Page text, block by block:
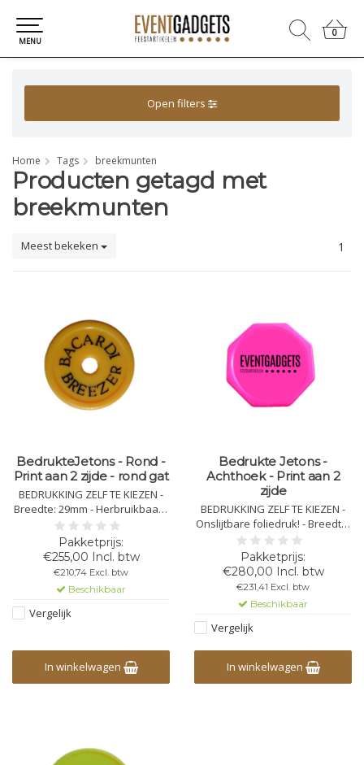
0
0
MENU
Open filters
Home Tags breekmunten
Producten getagd met
breekmunten
Meest bekeken 1
BedrukteJetons - Rond -
Print aan 2 zijde - rond gat
BEDRUKKING ZELF TE KIEZEN -
Breedte: 29mm - Herbruikbaar -
Kleur: Zelf te kiezen - Moeilijker
na te maken door het rond
gaatje - Onslijtbare foliedruk
gemaakt voor evenementen.
€255,00 Incl. btw
€210,74 Excl. btw
Beschikbaar
Vergelijk
In winkelwagen
Bedrukte Jetons -
Achthoek - Print aan 2
zijde
BEDRUKKING ZELF TE KIEZEN -
Onslijtbare foliedruk! - Breedte:
29mm - Herbruikbaar &
onbreekbare kwaliteit - Kleur:
Zelf te kiezen - Moeilijker na te
maken door de achthoek
€280,00 Incl. btw
€231,41 Excl. btw
Beschikbaar
Vergelijk
In winkelwagen